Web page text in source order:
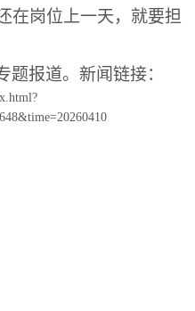
在岗位上一天，就要担
题报道。新闻链接：